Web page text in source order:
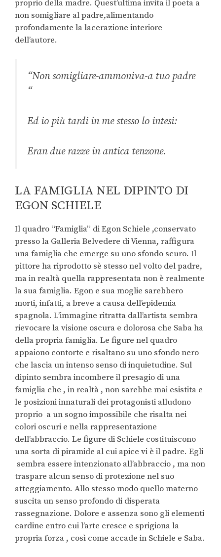
proprio della madre. Quest’ultima invita il poeta a
non somigliare al padre,alimentando
profondamente la lacerazione interiore
dell’autore.
“Non somigliare-ammoniva-a tuo padre
“
Ed io più tardi in me stesso lo intesi:
Eran due razze in antica tenzone.
LA FAMIGLIA NEL DIPINTO DI
EGON SCHIELE
Il quadro “Famiglia” di Egon Schiele ,conservato
presso la Galleria Belvedere di Vienna, raffigura
una famiglia che emerge su uno sfondo scuro. Il
pittore ha riprodotto sè stesso nel volto del padre,
ma in realtà quella rappresentata non è realmente
la sua famiglia. Egon e sua moglie sarebbero
morti, infatti, a breve a causa dell’epidemia
spagnola. L’immagine ritratta dall’artista sembra
rievocare la visione oscura e dolorosa che Saba ha
della propria famiglia. Le figure nel quadro
appaiono contorte e risaltano su uno sfondo nero
che lascia un intenso senso di inquietudine. Sul
dipinto sembra incombere il presagio di una
famiglia che , in realtà , non sarebbe mai esistita e
le posizioni innaturali dei protagonisti alludono
proprio a un sogno impossibile che risalta nei
colori oscuri e nella rappresentazione
dell’abbraccio. Le figure di Schiele costituiscono
una sorta di piramide al cui apice vi è il padre. Egli
sembra essere intenzionato all’abbraccio , ma non
traspare alcun senso di protezione nel suo
atteggiamento. Allo stesso modo quello materno
suscita un senso profondo di disperata
rassegnazione. Dolore e assenza sono gli elementi
cardine entro cui l’arte cresce e sprigiona la
propria forza , così come accade in Schiele e Saba.